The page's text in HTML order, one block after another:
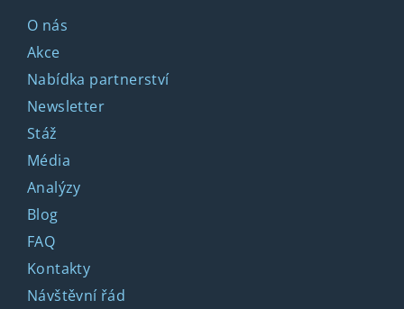
O nás
Akce
Nabídka partnerství
Newsletter
Stáž
Média
Analýzy
Blog
FAQ
Kontakty
Návštěvní řád